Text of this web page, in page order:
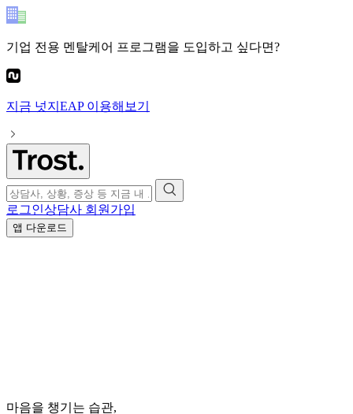
기업 전용 멘탈케어 프로그램을 도입하고 싶다면?
지금 넛지EAP이용해보기
로그인상담사 회원가입
앱 다운로드
마음을 챙기는 습관,